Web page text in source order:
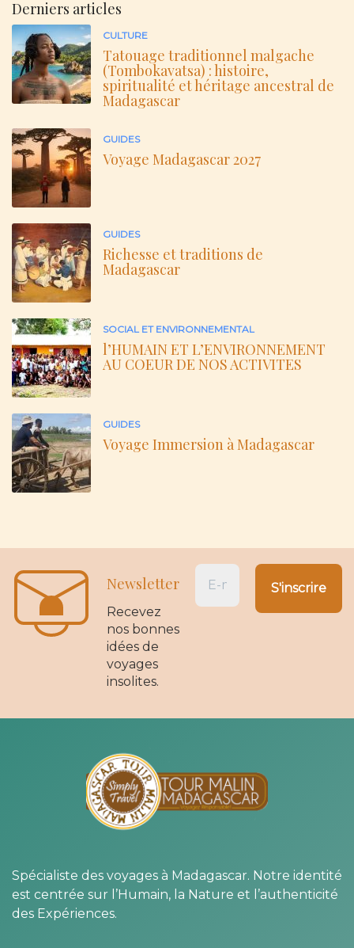
Derniers articles
CULTURE
Tatouage traditionnel malgache
(Tombokavatsa) : histoire,
spiritualité et héritage ancestral de
Madagascar
GUIDES
Voyage Madagascar 2027
GUIDES
Richesse et traditions de
Madagascar
SOCIAL ET ENVIRONNEMENTAL
l’HUMAIN ET L’ENVIRONNEMENT
AU COEUR DE NOS ACTIVITES
GUIDES
Voyage Immersion à Madagascar
Newsletter
Recevez
nos bonnes
idées de
voyages
insolites.
Spécialiste des voyages à Madagascar. Notre identité
est centrée sur l’Humain, la Nature et l’authenticité
des Expériences.